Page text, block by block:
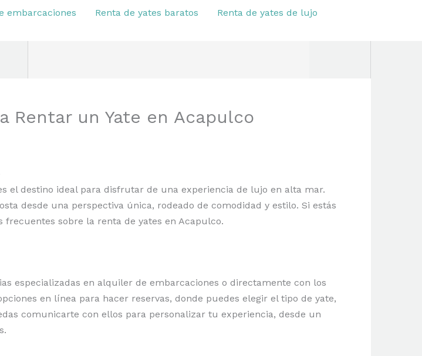
embarcaciones Renta de yates baratos
Renta de yates de lujo
Rentar un Yate en Acapulco
el destino ideal para disfrutar de una experiencia de lujo en alta mar.
desde una perspectiva única, rodeado de comodidad y estilo. Si estás
sobre la renta de yates en Acapulco.
especializadas en alquiler de embarcaciones o directamente con los
en línea para hacer reservas, donde puedes elegir el tipo de yate,
comunicarte con ellos para personalizar tu experiencia, desde un